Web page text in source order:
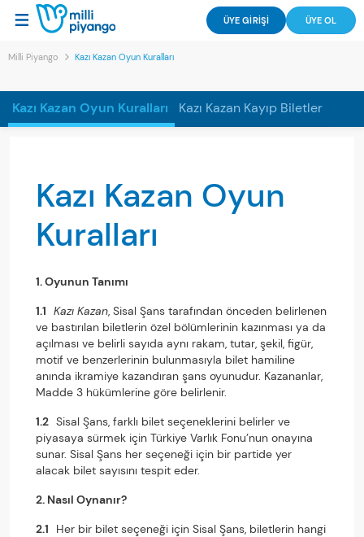
ÜYE GİRİŞİ ÜYE OL
Milli Piyango Kazı Kazan Oyun Kuralları
Kazı Kazan Oyun Kuralları Kazı Kazan Kayıp Biletler
Kazı Kazan Oyun
Kuralları
1. Oyunun Tanımı
1.1 Kazı Kazan, Sisal Şans tarafından önceden belirlenen
ve bastırılan biletlerin özel bölümlerinin kazınması ya da
açılması ve belirli sayıda aynı rakam, tutar, şekil, figür,
motif ve benzerlerinin bulunmasıyla bilet hamiline
anında ikramiye kazandıran şans oyunudur. Kazananlar,
Madde 3 hükümlerine göre belirlenir.
1.2 Sisal Şans, farklı bilet seçeneklerini belirler ve
piyasaya sürmek için Türkiye Varlık Fonu’nun onayına
sunar. Sisal Şans her seçeneği için bir partide yer
alacak bilet sayısını tespit eder.
2. Nasıl Oynanır?
2.1 Her bir bilet seçeneği için Sisal Şans, biletlerin hangi